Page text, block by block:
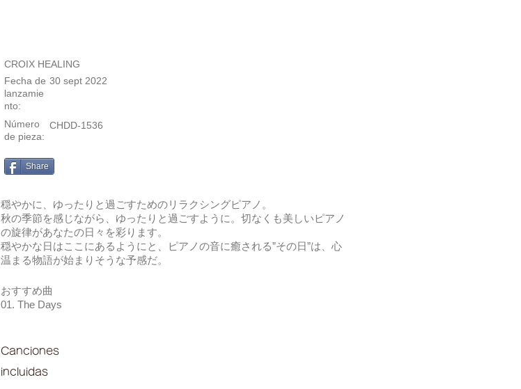
CROIX HEALING
30 sept 2022
Fecha de
lanzamie
nto:
Número
de pieza:
CHDD-1536
Share
穏やかに、ゆったりと過ごすためのリラクシングピアノ。
秋の季節を感じながら、ゆったりと過ごすように。切なくも美しいピアノ
の旋律があなたの日々を彩ります。
穏やかな日はここにあるようにと、ピアノの音に癒される”その日”は、心
温まる物語が始まりそうな予感だ。
おすすめ曲
01. The Days
Canciones
incluidas